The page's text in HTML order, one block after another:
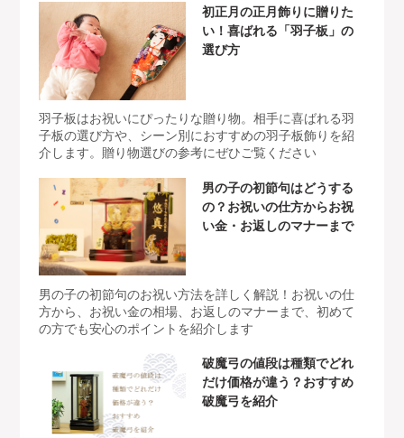
初正月の正月飾りに贈りた
い！喜ばれる「羽子板」の
選び方
羽子板はお祝いにぴったりな贈り物。相手に喜ばれる羽
子板の選び方や、シーン別におすすめの羽子板飾りを紹
介します。贈り物選びの参考にぜひご覧ください
男の子の初節句はどうする
の？お祝いの仕方からお祝
い金・お返しのマナーまで
男の子の初節句のお祝い方法を詳しく解説！お祝いの仕
方から、お祝い金の相場、お返しのマナーまで、初めて
の方でも安心のポイントを紹介します
破魔弓の値段は種類でどれ
だけ価格が違う？おすすめ
破魔弓を紹介